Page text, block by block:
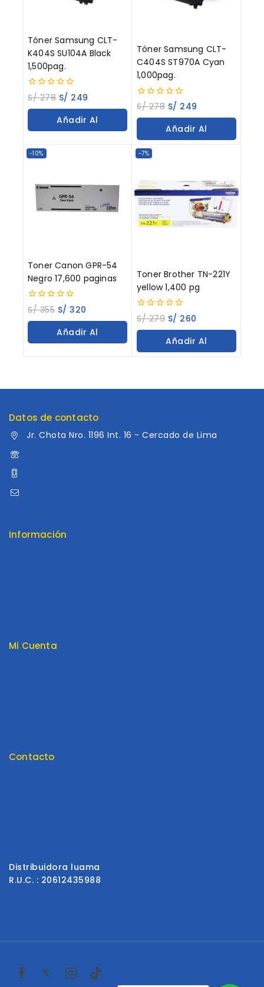
Tóner Samsung CLT-
K404S SU104A Black
1,500pag.
0
out
of
S/278 S/ 249
Añadir Al
Tóner Samsung CLT-
C404S ST970A Cyan
1,000pag.
0
out
of
S/278 S/ 249
Añadir Al
-10%
Toner Canon GPR-54
Negro 17,600 paginas
0
out
of
S/355 S/ 320
Añadir Al
-7%
Toner Brother TN-221Y
yellow 1,400 pg
0
out
of
S/279 S/ 260
Añadir Al
Datos de contacto
Jr. Chota Nro. 1196 Int. 16 - Cercado de Lima
Información
Mi Cuenta
Contacto
Distribuidora luama
R.U.C. : 20612435988